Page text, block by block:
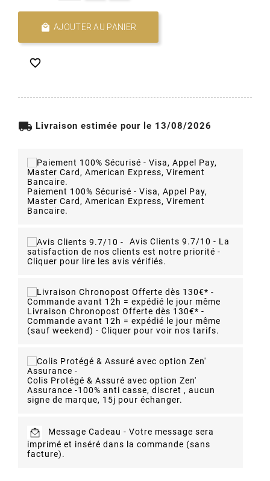
 AJOUTER AU PANIER

local_shipping Livraison estimée pour le 13/08/2026
Paiement 100% Sécurisé - Visa, Appel Pay,
Master Card, American Express, Virement
Bancaire.
Avis Clients 9.7/10 - La
satisfaction de nos clients est notre priorité -
Cliquer pour lire les avis vérifiés.
Livraison Chronopost Offerte dès 130€* -
Commande avant 12h = expédié le jour même
(sauf weekend) - Cliquer pour voir nos tarifs.
Colis Protégé & Assuré avec option Zen'
Assurance -100% anti casse, discret , aucun
signe de marque, 15j pour échanger.
Message Cadeau - Votre message sera
imprimé et inséré dans la commande (sans
facture).